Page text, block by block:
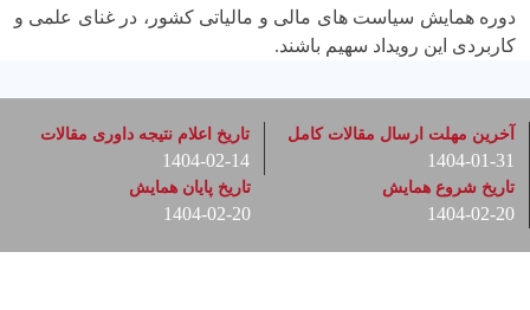
دوره همایش سیاست های مالی و مالیاتی کشور، در غنای علمی و
کاربردی این رویداد سهیم باشند.
آخرین مهلت ارسال مقالات کامل
1404-01-31
تاریخ اعلام نتیجه داوری مقالات
1404-02-14
تاریخ شروع همایش
1404-02-20
تاریخ پایان همایش
1404-02-20